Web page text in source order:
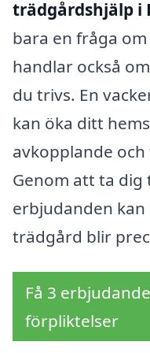
trädgårdshjälp i
bara en fråga
handlar också
du trivs. En
kan öka ditt
avkopplande
Genom att ta
erbjudanden
trädgård blir
Få 3
förpliktelser